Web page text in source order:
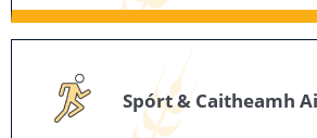
Spórt & Caitheamh